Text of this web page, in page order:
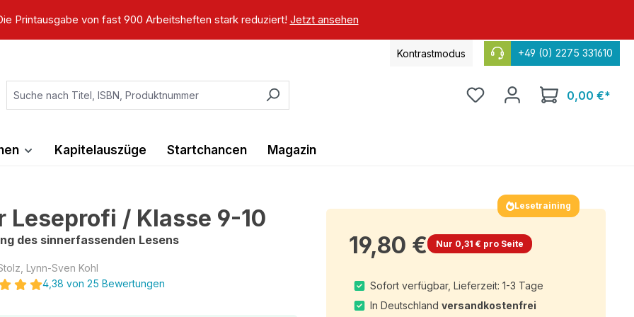
Printausgabe von fast 900 Arbeitsheften stark reduziert! Jetzt ansehen
Kontrastmodus +49 (0) 2275 331610
0,00 €*
Kapitelauszüge Startchancen Magazin
Leseprofi / Klasse 9-10
des sinnerfassenden Lesens
Lynn-Sven Kohl
4,38 von 25 Bewertungen
Lesetraining
19,80 € Nur 0,31 € pro Seite
Sofort verfügbar, Lieferzeit: 1-3 Tage
In Deutschland versandkostenfrei